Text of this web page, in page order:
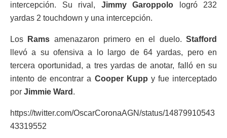
intercepción. Su rival, Jimmy Garoppolo logró 232
yardas 2 touchdown y una intercepción.
Los Rams amenazaron primero en el duelo.Stafford
llevó a su ofensiva a lo largo de 64 yardas, pero en
tercera oportunidad, a tres yardas de anotar, falló en su
intento de encontrar a Cooper Kupp y fue interceptado
por Jimmie Ward .
https://twitter.com/OscarCoronaAGN/status/14879910543
43319552